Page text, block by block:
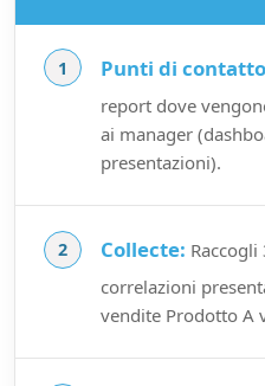
Punti di
report dove
ai manager
presentazioni).
Collecte:
correlazioni
vendite Prodotto A